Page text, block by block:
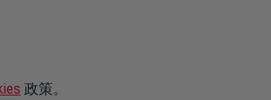
政策。